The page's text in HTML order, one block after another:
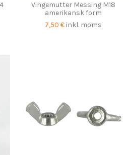
Vingemutter Messing M18
amerikansk form
7,50 € inkl. moms